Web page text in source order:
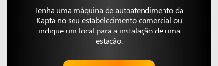
Tenha uma máquina de autoatendimento da
Kapta no seu estabelecimento comercial ou
indique um local para a instalação de uma
estação.